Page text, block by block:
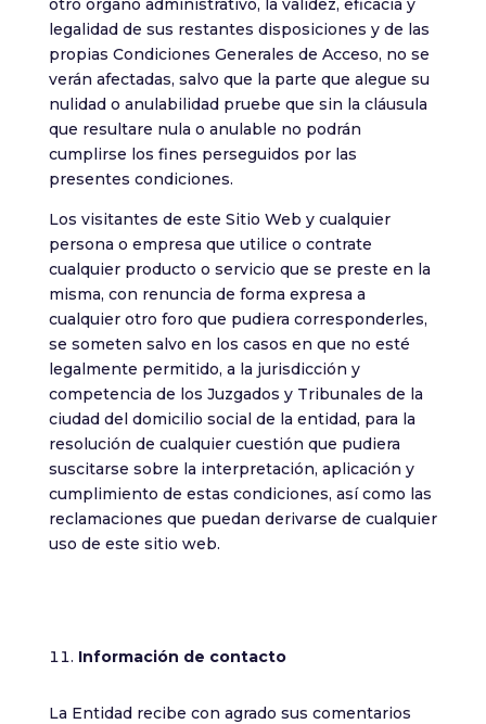
otro órgano administrativo, la validez, eficacia y
legalidad de sus restantes disposiciones y de las
propias Condiciones Generales de Acceso, no se
verán afectadas, salvo que la parte que alegue su
nulidad o anulabilidad pruebe que sin la cláusula
que resultare nula o anulable no podrán
cumplirse los fines perseguidos por las
presentes condiciones.
Los visitantes de este Sitio Web y cualquier
persona o empresa que utilice o contrate
cualquier producto o servicio que se preste en la
misma, con renuncia de forma expresa a
cualquier otro foro que pudiera corresponderles,
se someten salvo en los casos en que no esté
legalmente permitido, a la jurisdicción y
competencia de los Juzgados y Tribunales de la
ciudad del domicilio social de la entidad, para la
resolución de cualquier cuestión que pudiera
suscitarse sobre la interpretación, aplicación y
cumplimiento de estas condiciones, así como las
reclamaciones que puedan derivarse de cualquier
uso de este sitio web.
Información de contacto
La Entidad recibe con agrado sus comentarios